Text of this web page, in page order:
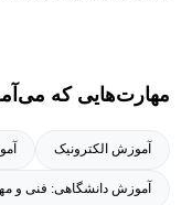
مهارت‌هایی که
آموزش الکترونیک
آموزش دانشگاهی: فنی و